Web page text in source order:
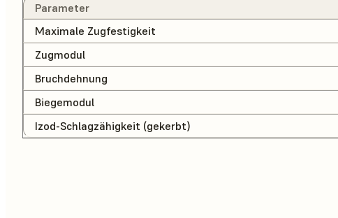
Parameter
Maximale Zugfestigkeit
Zugmodul
Bruchdehnung
Biegemodul
Izod-Schlagzähigkeit (gekerbt)